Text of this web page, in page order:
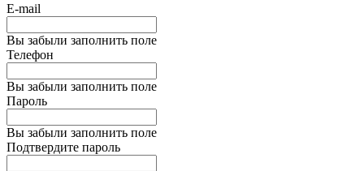
E-mail
Вы забыли заполнить поле
Телефон
Вы забыли заполнить поле
Пароль
Вы забыли заполнить поле
Подтвердите пароль